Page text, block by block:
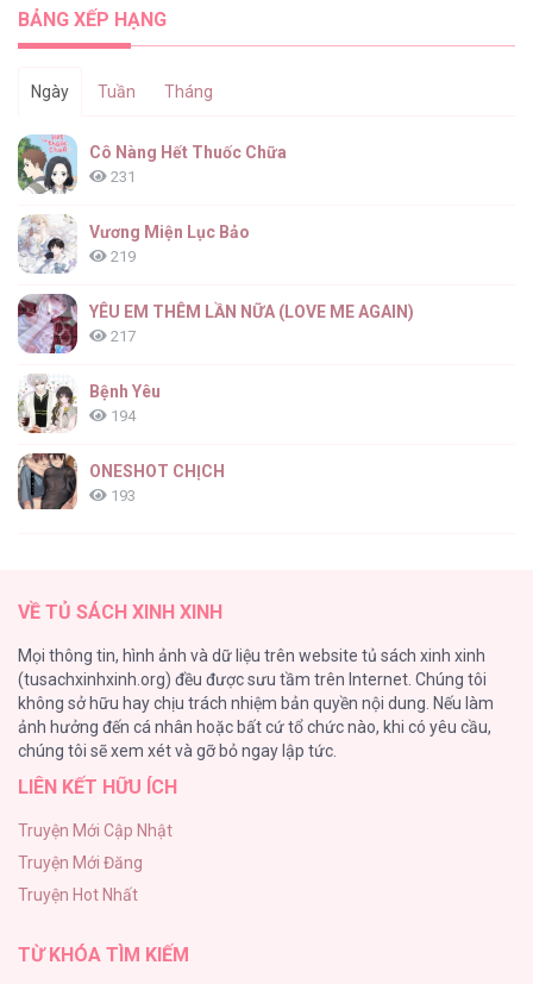
BẢNG XẾP HẠNG
Ngày Tuần Tháng
Cô Nàng Hết Thuốc Chữa
231
Vương Miện Lục Bảo
219
YÊU EM THÊM LẦN NỮA (LOVE ME AGAIN)
217
Bệnh Yêu
194
ONESHOT CHỊCH
193
184
Cuộc Sống Sung Sướng Trong Tù
140
Đứa Nhỏ Không Phải Là Con Anh
Mùa Xuân Hoa Nở
104
VỀ TỦ SÁCH XINH XINH
Mọi thông tin, hình ảnh và dữ liệu trên website tủ sách xinh xinh
(tusachxinhxinh.org) đều được sưu tầm trên Internet. Chúng tôi
không sở hữu hay chịu trách nhiệm bản quyền nội dung. Nếu làm
ảnh hưởng đến cá nhân hoặc bất cứ tổ chức nào, khi có yêu cầu,
chúng tôi sẽ xem xét và gỡ bỏ ngay lập tức.
LIÊN KẾT HỮU ÍCH
Truyện Mới Cập Nhật
Truyện Mới Đăng
Truyện Hot Nhất
TỪ KHÓA TÌM KIẾM